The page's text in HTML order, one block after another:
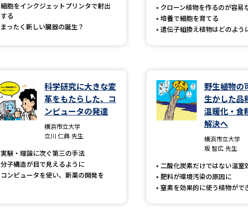
SELFBRAND特集ページ
来場型・Web型イベント特集
受験準備
志望校・出願校を調べる
受験スケジュールを立て
細胞をインクジェットプリンタで射出
する
まったく新しい臓器の誕生？
クローン植物を作るのが容易
培養で細胞を育てる
遺伝子組換え植物はどのよう
科学研究に大きな変
革をもたらした、コ
ンピュータの発達
横浜市立大学
立川 仁典 先生
実験・理論に次ぐ第三の手法
分子構造が目で見えるように
コンピュータを使い、新薬の開発を
野生植物の
生かした品
温暖化・食
解決へ
横浜市立大学
坂 智広 先生
二酸化炭素だけではない温室
肥料が環境汚染の原因に
窒素を効果的に使う植物がで